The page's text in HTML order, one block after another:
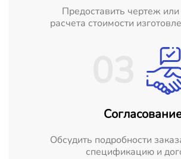
Предоставить чертеж или
расчета стоимости
Обсудить подробности
спецификацию и